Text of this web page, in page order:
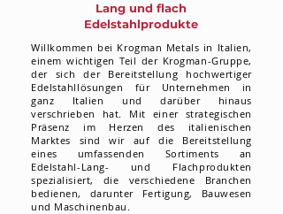
Lang und flach
Edelstahlprodukte
Willkommen bei Krogman Metals in Italien,
einem wichtigen Teil der Krogman-Gruppe,
der sich der Bereitstellung hochwertiger
Edelstahllösungen für Unternehmen in
ganz Italien und darüber hinaus
verschrieben hat. Mit einer strategischen
Präsenz im Herzen des italienischen
Marktes sind wir auf die Bereitstellung
eines umfassenden Sortiments an
Edelstahl-Lang- und Flachprodukten
spezialisiert, die verschiedene Branchen
bedienen, darunter Fertigung, Bauwesen
und Maschinenbau.